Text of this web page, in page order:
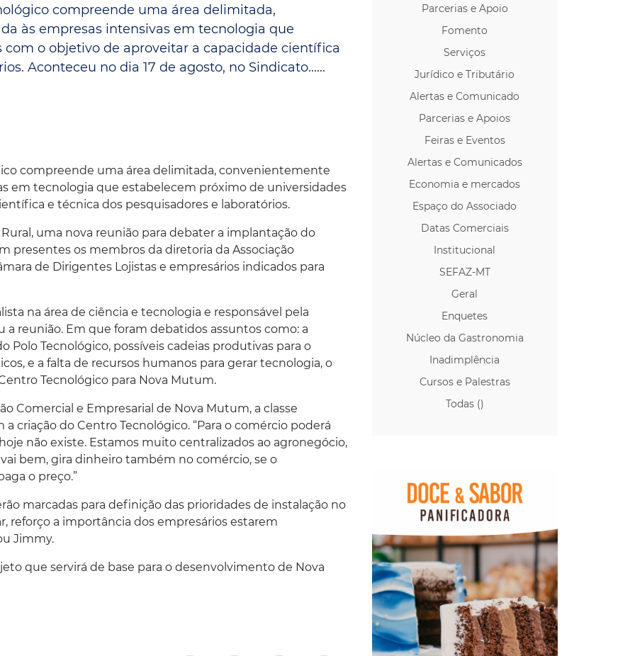
Proteção ao Crédito
Vante CRM
compreende uma área delimitada,
às empresas intensivas em tecnologia que
o objetivo de aproveitar a capacidade científica
Aconteceu no dia 17 de agosto, no Sindicato......
compreende uma área delimitada, convenientemente
em tecnologia que estabelecem próximo de universidades
e técnica dos pesquisadores e laboratórios.
uma nova reunião para debater a implantação do
presentes os membros da diretoria da Associação
de Dirigentes Lojistas e empresários indicados para
na área de ciência e tecnologia e responsável pela
a reunião. Em que foram debatidos assuntos como: a
Polo Tecnológico, possíveis cadeias produtivas para o
e a falta de recursos humanos para gerar tecnologia, o
Tecnológico para Nova Mutum.
Comercial e Empresarial de Nova Mutum, a classe
criação do Centro Tecnológico. “Para o comércio poderá
não existe. Estamos muito centralizados ao agronegócio,
bem, gira dinheiro também no comércio, se o
o preço.”
marcadas para definição das prioridades de instalação no
reforço a importância dos empresários estarem
Jimmy.
que servirá de base para o desenvolvimento de Nova
Parcerias e Apoio
Fomento
Serviços
Jurídico e Tributário
Alertas e Comunicado
Parcerias e Apoios
Feiras e Eventos
Alertas e Comunicados
Economia e mercados
Espaço do Associado
Datas Comerciais
Institucional
SEFAZ-MT
Geral
Enquetes
Núcleo da Gastronomia
Inadimplência
Cursos e Palestras
Todas ()